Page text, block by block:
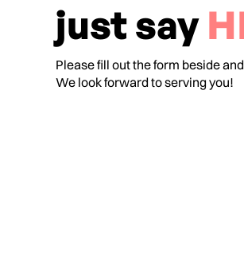
just say
Please fill out the form beside
We look forward to serving you!